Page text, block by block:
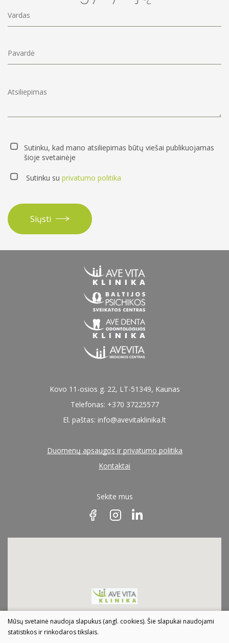
Sutinku, kad mano atsiliepimas būtų viešai publikuojamas
šioje svetainėje
Sutinku su privatumo politika
Siųsti
Kovo 11-osios g. 22, LT-51349, Kaunas
Telefonas: +370 37225577
El. paštas: info@avevitaklinika.lt
Duomenų apsaugos ir privatumo politika
Kontaktai
Sekite mus
Mūsų svetainė naudoja slapukus (angl. cookies). Šie slapukai naudojami
statistikos ir rinkodaros tikslais.